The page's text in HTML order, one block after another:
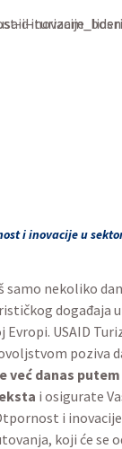
i inovacije u
samo nekoliko
događaja u
USAID
poziva
već danas
i osigurate
i
koji će se